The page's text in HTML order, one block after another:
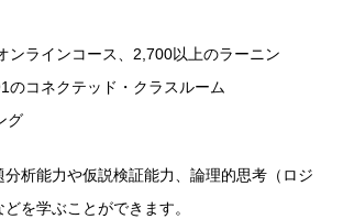
ンラインコース、2,700以上のラーニン
のコネクテッド・クラスルーム
グ
分析能力や仮説検証能力、論理的思考（ロジ
を学ぶことができます。